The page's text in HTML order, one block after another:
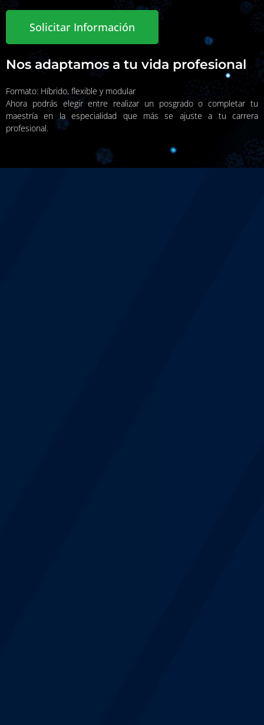
Solicitar Información
Nos adaptamos a tu vida profesional
Formato: Híbrido, flexible y modular
Ahora podrás elegir entre realizar un posgrado o completar tu
maestría en la especialidad que más se ajuste a tu carrera
profesional.